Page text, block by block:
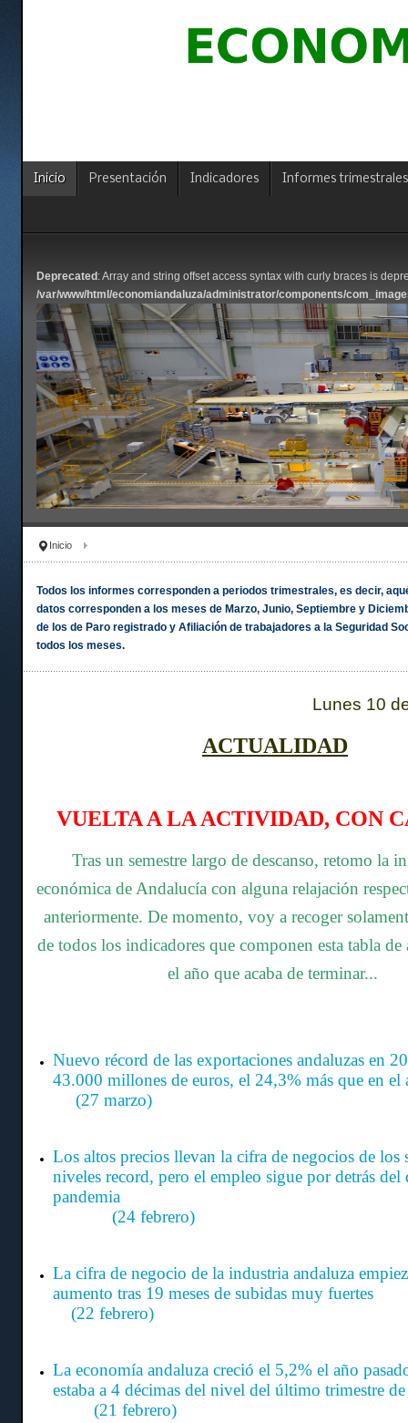
Inicio Presentación Indicadores Informes trimestrales
Deprecated: Array and string offset access syntax with curly braces is
/var/www/html/economiandaluza/administrator/components/
Inicio
Todos los informes corresponden a periodos trimestrales, es decir,
datos corresponden a los meses de Marzo, Junio, Septiembre y
de los de Paro registrado y Afiliación de trabajadores a la Seguridad
todos los meses.
Lunes 10
ACTUALIDAD
VUELTA A LA ACTIVIDAD, CON
Tras un semestre largo de descanso, retomo la
económica de Andalucía con alguna relajación
anteriormente. De momento, voy a recoger
de todos los indicadores que componen esta tabla de
el año que acaba de terminar...
Nuevo récord de las exportaciones andaluzas en
43.000 millones de euros, el 24,3% más que en
(27 marzo)
Los altos precios llevan la cifra de negocios de los
niveles record, pero el empleo sigue por detrás del
(24 febrero)
La cifra de negocio de la industria andaluza
aumento tras 19 meses de subidas
(22 febrero)
La economía andaluza creció el 5,2% el año
estaba a 4 décimas del nivel del último
(21 febrero)